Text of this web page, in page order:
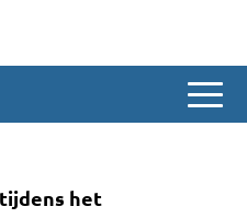
koor What’s
het